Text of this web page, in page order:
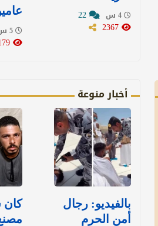
أخبار منوعة
بالفيديو: رجال
أمن الحرم